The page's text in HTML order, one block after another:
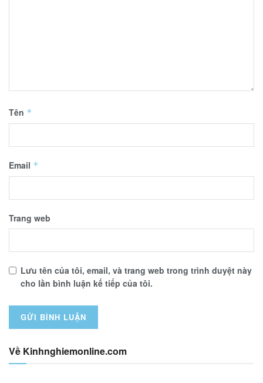
Tên *
Email *
Trang web
Lưu tên của tôi, email, và trang web trong trình duyệt này
cho lần bình luận kế tiếp của tôi.
Về Kinhnghiemonline.com